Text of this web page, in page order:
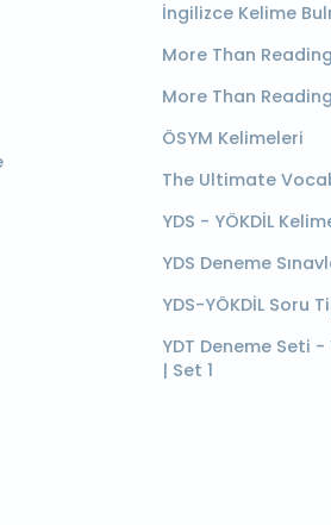
İngilizce Kelime
More Than
More Than
ÖSYM Kelimeleri
The Ultimate
YDS - YÖKDİL
YDS Deneme
YDS-YÖKDİL Soru
YDT Deneme Seti -
| Set 1